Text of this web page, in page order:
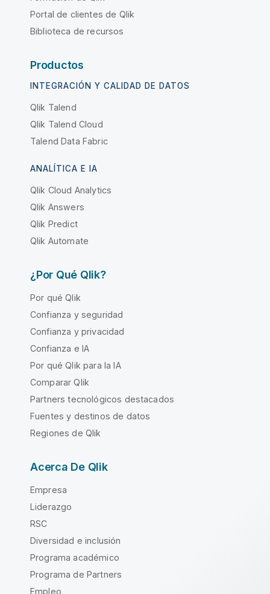
Portal de clientes de Qlik
Biblioteca de recursos
Productos
INTEGRACIÓN Y CALIDAD DE DATOS
Qlik Talend
Qlik Talend Cloud
Talend Data Fabric
ANALÍTICA E IA
Qlik Cloud Analytics
Qlik Answers
Qlik Predict
Qlik Automate
¿Por Qué Qlik?
Por qué Qlik
Confianza y seguridad
Confianza y privacidad
Confianza e IA
Por qué Qlik para la IA
Comparar Qlik
Partners tecnológicos destacados
Fuentes y destinos de datos
Regiones de Qlik
Acerca De Qlik
Empresa
Liderazgo
RSC
Diversidad e inclusión
Programa académico
Programa de Partners
Empleo